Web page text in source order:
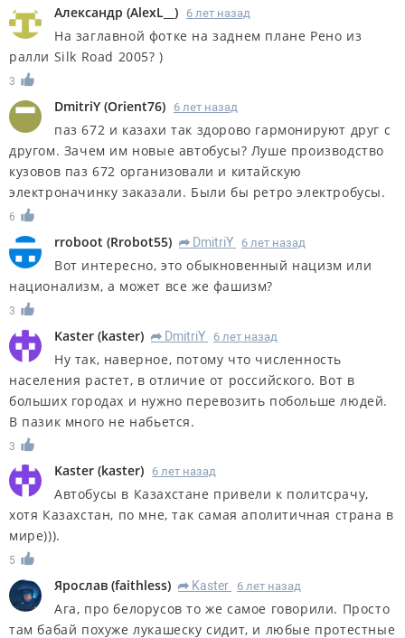
Александр (AlexL__ ) 6 лет назад
На заглавной фотке на заднем плане Рено из
ралли Silk Road 2005? )
3
DmitriY (Orient76) 6 лет назад
паз 672 и казахи так здорово гармонируют друг с
другом. Зачем им новые автобусы? Луше производство
кузовов паз 672 организовали и китайскую
электроначинку заказали. Были бы ретро электробусы.
6
rroboot (Rrobot55) R DmitriY 6 лет назад
Вот интересно, это обыкновенный нацизм или
национализм, а может все же фашизм?
3
Kaster (kaster) R DmitriY 6 лет назад
Ну так, наверное, потому что численность
населения растет, в отличие от российского. Вот в
больших городах и нужно перевозить побольше людей.
В пазик много не набьется.
3
Kaster (kaster) 6 лет назад
Автобусы в Казахстане привели к политсрачу,
хотя Казахстан, по мне, так самая аполитичная страна в
мире))).
5
Ярослав (faithless) R Kaster 6 лет назад
Ага, про белорусов то же самое говорили. Просто
там бабай похуже лукашеску сидит, и любые протестные